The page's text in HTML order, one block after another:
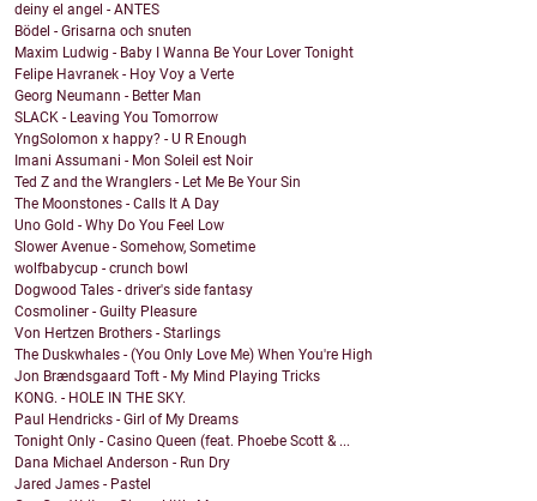
deiny el angel - ANTES
Bödel - Grisarna och snuten
Maxim Ludwig - Baby I Wanna Be Your Lover Tonight
Felipe Havranek - Hoy Voy a Verte
Georg Neumann - Better Man
SLACK - Leaving You Tomorrow
YngSolomon x happy? - U R Enough
Imani Assumani - Mon Soleil est Noir
Ted Z and the Wranglers - Let Me Be Your Sin
The Moonstones - Calls It A Day
Uno Gold - Why Do You Feel Low
Slower Avenue - Somehow, Sometime
wolfbabycup - crunch bowl
Dogwood Tales - driver's side fantasy
Cosmoliner - Guilty Pleasure
Von Hertzen Brothers - Starlings
The Duskwhales - (You Only Love Me) When You're High
Jon Brændsgaard Toft - My Mind Playing Tricks
KONG. - HOLE IN THE SKY.
Paul Hendricks - Girl of My Dreams
Tonight Only - Casino Queen (feat. Phoebe Scott & ...
Dana Michael Anderson - Run Dry
Jared James - Pastel